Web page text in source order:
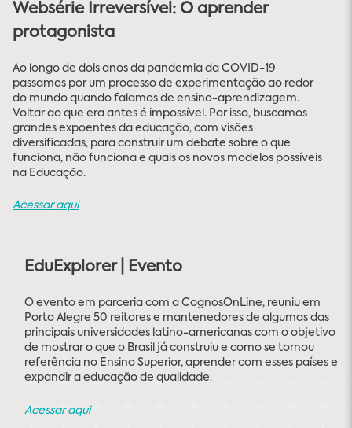
Websérie Irreversível: O aprender
protagonista
Ao longo de dois anos da pandemia da COVID-19
passamos por um processo de experimentação ao redor
do mundo quando falamos de ensino-aprendizagem.
Voltar ao que era antes é impossível. Por isso, buscamos
grandes expoentes da educação, com visões
diversificadas, para construir um debate sobre o que
funciona, não funciona e quais os novos modelos possíveis
na Educação.
Acessar aqui
EduExplorer | Evento
O evento em parceria com a CognosOnLine, reuniu em
Porto Alegre 50 reitores e mantenedores de algumas das
principais universidades latino-americanas com o objetivo
de mostrar o que o Brasil já construiu e como se tornou
referência no Ensino Superior, aprender com esses países e
expandir a educação de qualidade.
Acessar aqui